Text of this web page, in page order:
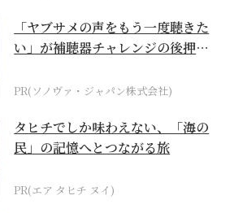
「ヤブサメの声をもう一度聴きた
い」が補聴器チャレンジの後押し
PR(ソノヴァ・ジャパン株式会社)
タヒチでしか味わえない、「海の
民」の記憶へとつながる旅
PR(エア タヒチ ヌイ)